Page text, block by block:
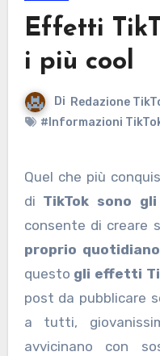
Effetti
i più cool
Di Redazione
#Informazioni
Quel che più conquista i neo arrivati nel mondo
di TikTok sono
consente di creare
proprio quotidiano
questo gli effetti
post da pubblicare
a tutti,
avvicinano con